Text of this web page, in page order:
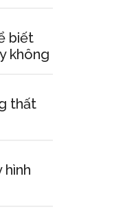
biết
không
thất